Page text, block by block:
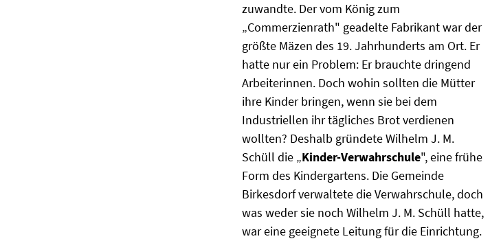
zuwandte. Der vom König zum
„Commerzienrath" geadelte Fabrikant war der
größte Mäzen des 19. Jahrhunderts am Ort. Er
hatte nur ein Problem: Er brauchte dringend
Arbeiterinnen. Doch wohin sollten die Mütter
ihre Kinder bringen, wenn sie bei dem
Industriellen ihr tägliches Brot verdienen
wollten? Deshalb gründete Wilhelm J. M.
Schüll die „Kinder-Verwahrschule", eine frühe
Form des Kindergartens. Die Gemeinde
Birkesdorf verwaltete die Verwahrschule, doch
was weder sie noch Wilhelm J. M. Schüll hatte,
war eine geeignete Leitung für die Einrichtung.